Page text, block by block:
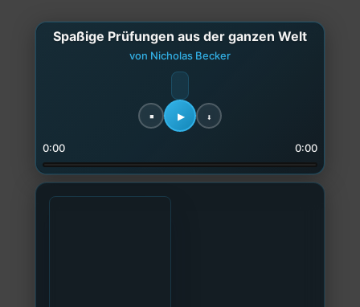
Spaßige Prüfungen aus der ganzen Welt
von Nicholas Becker
0:00 0:00